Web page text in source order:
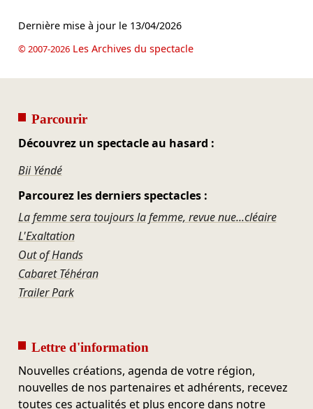
Dernière mise à jour le 13/04/2026
© 2007-2026Les Archives du spectacle
Parcourir
Découvrez un spectacle au hasard :
Bii Yéndé
Parcourez les derniers spectacles :
La femme sera toujours la femme, revue nue...cléaire
L'Exaltation
Out of Hands
Cabaret Téhéran
Trailer Park
Lettre d'information
Nouvelles créations, agenda de votre région,
nouvelles de nos partenaires et adhérents, recevez
toutes ces actualités et plus encore dans notre